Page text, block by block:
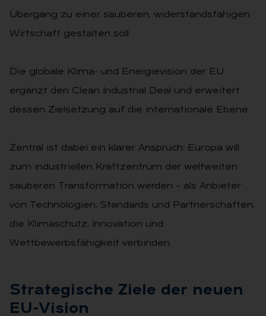
Übergang zu einer sauberen, widerstandsfähigen
Wirtschaft gestalten soll.
Die globale Klima- und Energievision der EU
ergänzt den Clean Industrial Deal und erweitert
dessen Zielsetzung auf die internationale Ebene.
Zentral ist dabei ein klarer Anspruch: Europa will
zum industriellen Kraftzentrum der weltweiten
sauberen Transformation werden – als Anbieter
von Technologien, Standards und Partnerschaften,
die Klimaschutz, Innovation und
Wettbewerbsfähigkeit verbinden.
Stra­te­gi­sche Zie­le der neu­en
EU-Vi­si­on